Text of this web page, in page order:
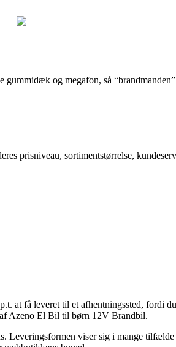
og megafon, så
prisniveau, sortimentstørrelse,
få leveret til et afhentningssted, fordi
af Azeno El Bil til børn 12V Brandbil.
viser sig i mange tilfælde